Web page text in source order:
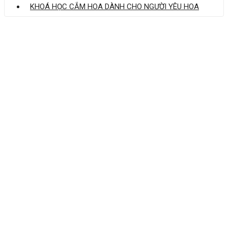
KHOÁ HỌC CẮM HOA DÀNH CHO NGƯỜI YÊU HOA